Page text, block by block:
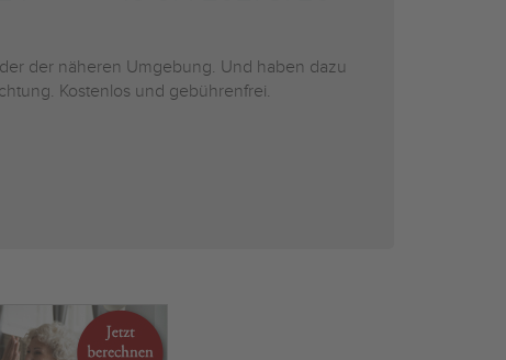
der näheren Umgebung. Und haben dazu
Kostenlos und gebührenfrei.